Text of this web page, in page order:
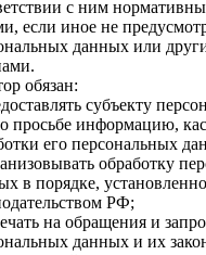
с ним
если иное не
данных или
обязан:
субъекту
просьбе информацию,
его персональных
обработку
в порядке,
РФ;
на обращения и
данных и их